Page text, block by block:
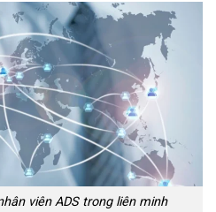
viên ADS trong liên minh